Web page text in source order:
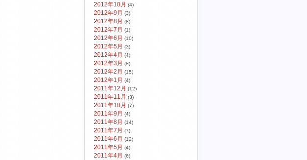
2012年10月 (4)
2012年9月 (3)
2012年8月 (8)
2012年7月 (1)
2012年6月 (10)
2012年5月 (3)
2012年4月 (4)
2012年3月 (8)
2012年2月 (15)
2012年1月 (4)
2011年12月 (12)
2011年11月 (3)
2011年10月 (7)
2011年9月 (4)
2011年8月 (14)
2011年7月 (7)
2011年6月 (12)
2011年5月 (4)
2011年4月 (6)